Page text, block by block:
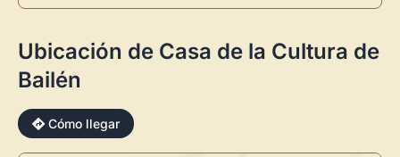
Ubicación de Casa de la Cultura de
Bailén
Cómo llegar